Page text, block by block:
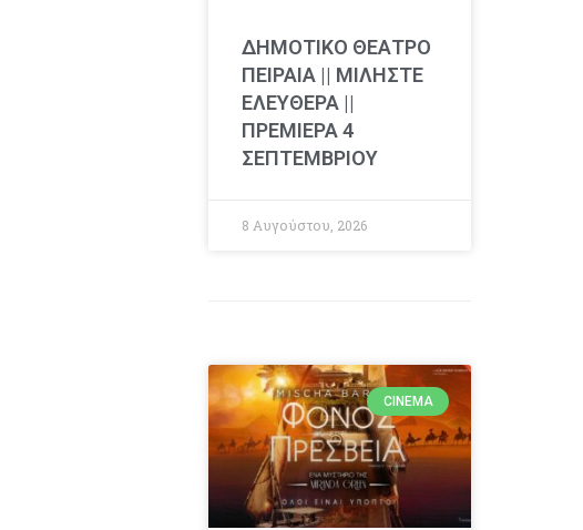
ΔΗΜΟΤΙΚΟ ΘΕΑΤΡΟ
ΠΕΙΡΑΙΑ || ΜΙΛΗΣΤΕ
ΕΛΕΥΘΕΡΑ ||
ΠΡΕΜΙΕΡΑ 4
ΣΕΠΤΕΜΒΡΙΟΥ
8 Αυγούστου, 2026
CINEMA